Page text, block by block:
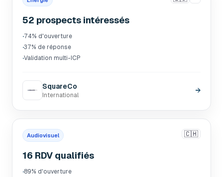
52 prospects intéressés
·74% d'ouverture
·37% de réponse
·Validation multi-ICP
SquareCo
International
→
Audiovisuel 🇨🇭
16 RDV qualifiés
·89% d'ouverture